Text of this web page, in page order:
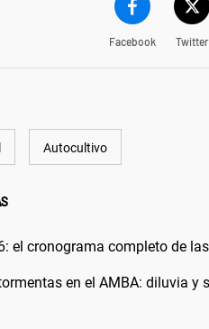
Facebook Twitter
Autocultivo
el cronograma completo de
en el AMBA: diluvia